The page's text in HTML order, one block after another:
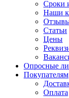
Сроки
Наши
Статьи
Цены
Опросные
Покупателям
Оплата